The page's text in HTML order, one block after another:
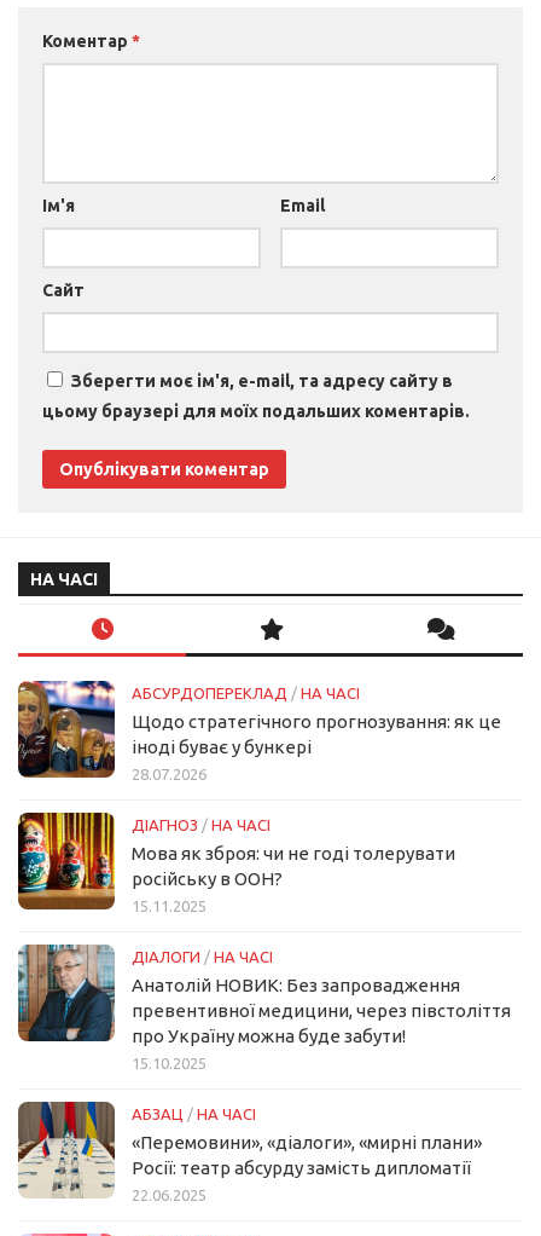
Коментар *
Ім'я Email
Сайт
Зберегти моє ім'я, e-mail, та адресу сайту в
цьому браузері для моїх подальших коментарів.
НА ЧАСІ
АБСУРДОПЕРЕКЛАД / НА ЧАСІ
Щодо стратегічного прогнозування: як це
іноді буває у бункері
28.07.2026
ДІАГНОЗ / НА ЧАСІ
Мова як зброя: чи не годі толерувати
російську в ООН?
15.11.2025
ДІАЛОГИ / НА ЧАСІ
Анатолій НОВИК: Без запровадження
превентивної медицини, через півстоліття
про Україну можна буде забути!
15.10.2025
АБЗАЦ / НА ЧАСІ
«Перемовини», «діалоги», «мирні плани»
Росії: театр абсурду замість дипломатії
22.06.2025